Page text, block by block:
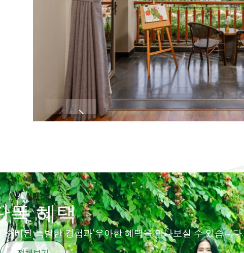
독 혜택
비된 특별한 경험과 우아한 혜택을 만나보실 수 있습니다.